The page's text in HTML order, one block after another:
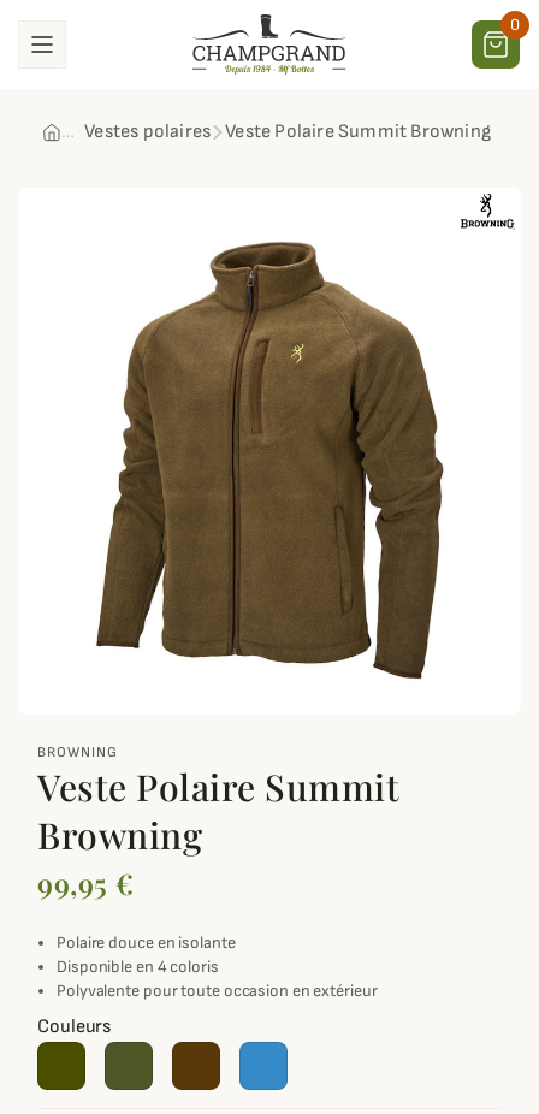
0
Vestes polaires Veste Polaire Summit Browning
BROWNING
Veste Polaire Summit
Browning
99,95 €
Polaire douce en isolante
Disponible en 4 coloris
Polyvalente pour toute occasion en extérieur
Couleurs